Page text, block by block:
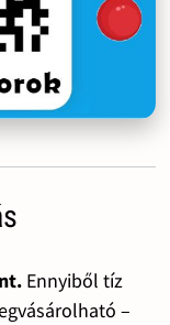
Ennyiből tíz
–